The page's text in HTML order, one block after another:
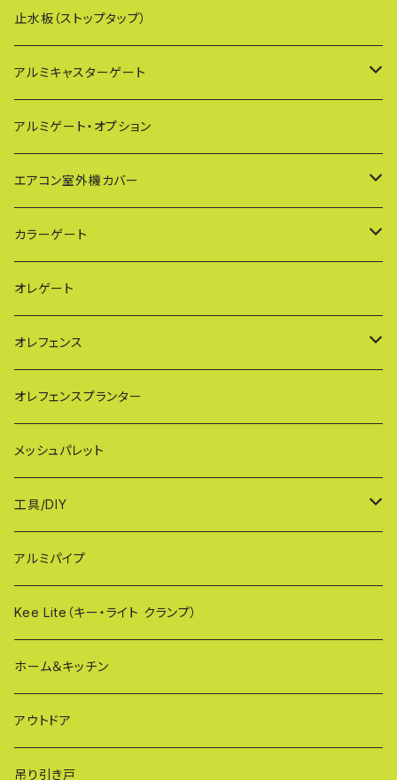
止水板（ストップタップ）
アルミキャスターゲート
EXG（傾斜地対応アルミゲート）
PXG（EXG廉価版/傾斜地対応アルミゲート）
BXGシリーズ（傾斜地対応/家庭用アルミゲート）
FXG（一輪/傾斜地対応アルミゲート）
HXG（傾斜地対応アルミゲート）
AXG（パネル兼用タイプ）
MXG（最高級 パネル兼用タイプ）
CXG（パネル取付不可タイプ）
XXG（パネル専用タイプ）
OXG（二輪・二輪・一輪/傾斜地対応アルミゲート）
アルミゲート・オプション
エアコン室外機カバー
通常サイズ KB90
大型サイズ KB93
特大サイズ KB108
奥行ワイド KB114
シンプルモデル KB90-PT
カラーゲート
QXGシリーズ（ご家庭用）
SXGシリーズ(ご家庭用/ペットゲート)
VXGシリーズ（ご家庭用）
WXGシリーズ（ご家庭用）
TXGシリーズ（ご家庭用/和風）
オレゲート
オレフェンス
幅60cmタイプ
幅90cmタイプ
幅120cmタイプ
オレフェンスプランター
メッシュパレット
工具/DIY
荷揚げバケツ
樹脂製止水パネル
ザ・クランプ
蝶ボルト
建築補材
アルミパイプ
Kee Lite（キー・ライト クランプ）
ホーム＆キッチン
アウトドア
吊り引き戸